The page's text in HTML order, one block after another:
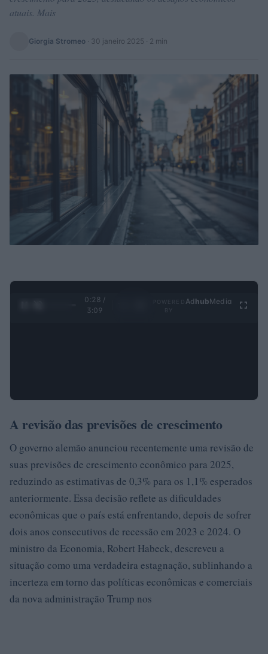
atuais. Mais
Giorgia Stromeo · 30 janeiro 2025 · 2 min
0:29 /
3:09
Ad hubMedia
A revisão das previsões de crescimento
O governo alemão anunciou recentemente uma revisão de
suas previsões de crescimento econômico para 2025,
reduzindo as estimativas de 0,3% para os 1,1% esperados
anteriormente. Essa decisão reflete as dificuldades
econômicas que o país está enfrentando, depois de sofrer
dois anos consecutivos de recessão em 2023 e 2024. O
ministro da Economia, Robert Habeck, descreveu a
situação como uma verdadeira estagnação, sublinhando a
incerteza em torno das políticas econômicas e comerciais
da nova administração Trump nos